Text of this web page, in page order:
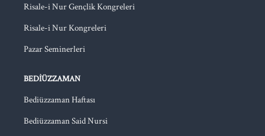
Risale-i Nur Gençlik Kongreleri
Risale-i Nur Kongreleri
Pazar Seminerleri
BEDIÜZZAMAN
Bediüzzaman Haftası
Bediüzzaman Said Nursi